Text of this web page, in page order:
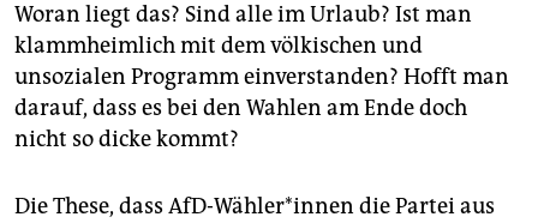
Woran liegt das? Sind alle im Urlaub? Ist man
klammheimlich mit dem völkischen und
unsozialen Programm einverstanden? Hofft man
darauf, dass es bei den Wahlen am Ende doch
nicht so dicke kommt?
Die These, dass AfD-Wähler*innen die Partei aus